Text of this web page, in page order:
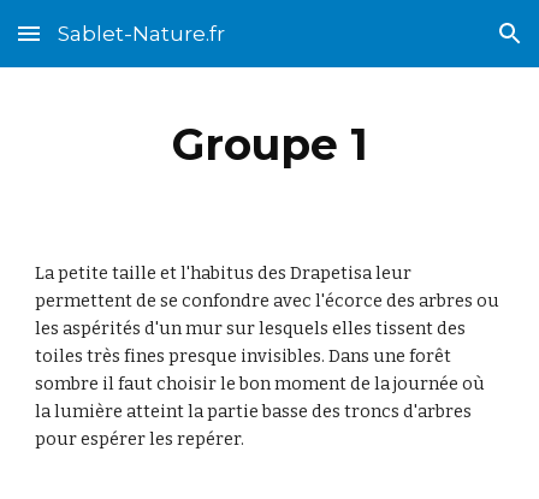
Skip to main content Skip to navigation
Sablet-Nature.fr
Groupe 1
La petite taille et l'habitus des Drapetisa leur
permettent de se confondre avec l'écorce des arbres ou
les aspérités d'un mur sur lesquels elles tissent des
toiles très fines presque invisibles. Dans une forêt
sombre il faut choisir le bon moment de la journéeoù
la lumière atteint la partie basse des troncs d'arbres
pour espérer les repérer.